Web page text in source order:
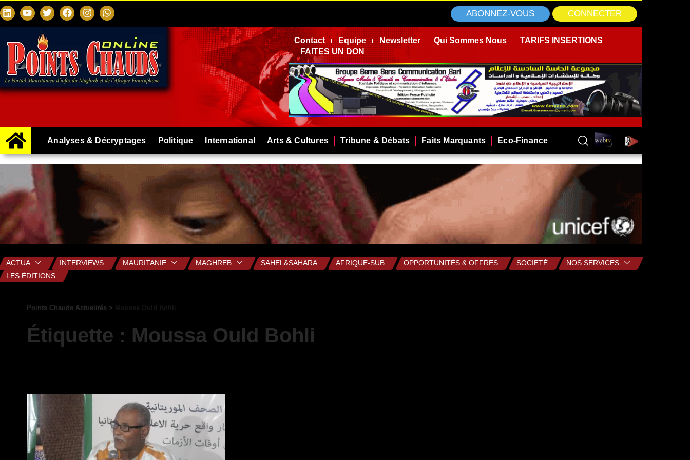
ABONNEZ-VOUS CONNECTER
Contact Equipe Newsletter Qui Sommes Nous
TARIFS INSERTIONS
FAITES UN DON
Analyses & Décryptages Politique International Arts & Cultures Tribune & Débats Faits Marquants Eco-Finance
ACTUA INTERVIEWS MAURITANIE MAGHREB SAHEL&SAHARA AFRIQUE-SUB OPPORTUNITÉS & OFFRES SOCIETÉ
NOS SERVICES
LES ÉDITIONS
Points Chauds Actualités >
Étiquette : Moussa Ould Bohli